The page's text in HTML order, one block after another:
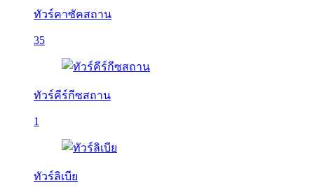
ทัวร์คาซัคสถาน
35
ทัวร์คีร์กีซสถาน
1
ทัวร์ลิเบีย